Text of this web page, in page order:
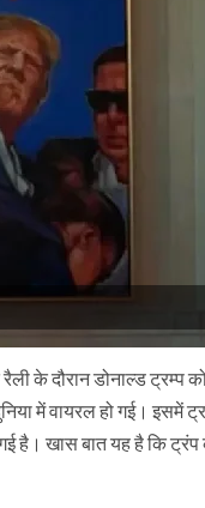
के दौरान डोनाल्ड ट्रम्प
में वायरल हो गई। इसमें
है। खास बात यह है कि ट्रंप